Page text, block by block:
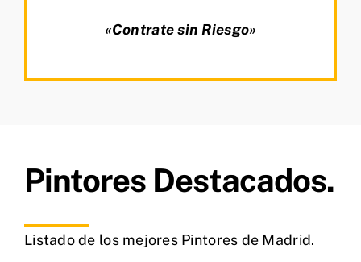
«Contrate sin Riesgo»
Pintores Destacados.
Listado de los mejores Pintores de Madrid.